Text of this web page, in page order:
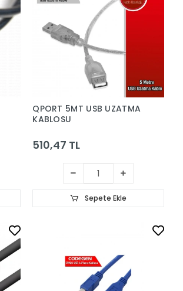
QPORT 5MT USB UZATMA
KABLOSU
510,47 TL
Sepete Ekle